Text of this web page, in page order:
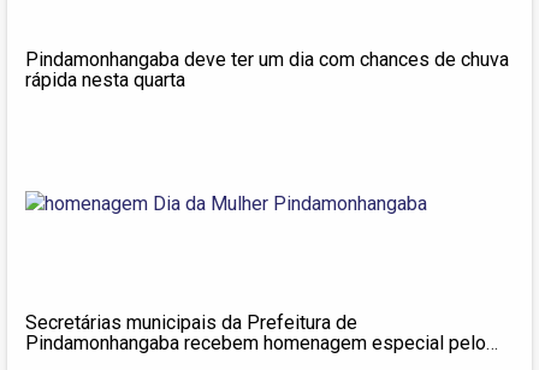
Pindamonhangaba deve ter um dia com chances de chuva
rápida nesta quarta
Secretárias municipais da Prefeitura de
Pindamonhangaba recebem homenagem especial pelo